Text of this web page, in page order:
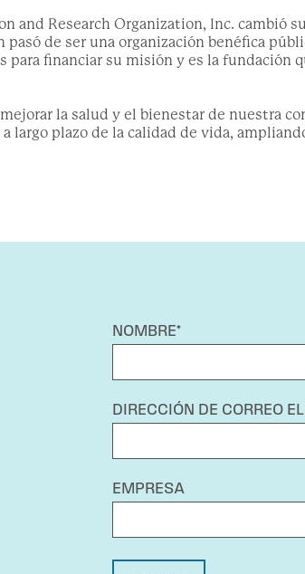
and Research Organization, Inc. cambió
pasó de ser una organización benéfica
para financiar su misión y es la fundación
la salud y el bienestar de nuestra
largo plazo de la calidad de vida,
NOMBRE*
DIRECCIÓN DE CORREO
EMPRESA